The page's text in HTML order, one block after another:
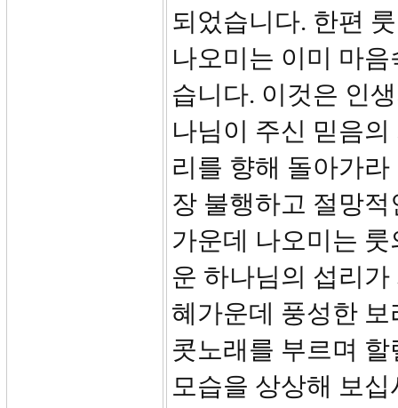
되었습니다. 한편
나오미는 이미 마
습니다. 이것은 인
나님이 주신 믿음
리를 향해 돌아가
장 불행하고 절망
가운데 나오미는
운 하나님의 섭리
혜가운데 풍성한
콧노래를 부르며
모습을 상상해 보